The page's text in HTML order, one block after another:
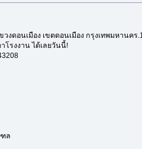
งดอนเมือง เขตดอนเมือง กรุงเทพมหานคร
โรงงาน ได้เลยวันนี้!
ล